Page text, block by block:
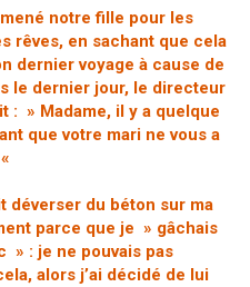
notre fille pour les
rêves, en sachant que cela
dernier voyage à cause de
le dernier jour, le directeur
: » Madame, il y a quelque
que votre mari ne vous a
déverser du béton sur ma
parce que je » gâchais
» : je ne pouvais pas
alors j’ai décidé de lui